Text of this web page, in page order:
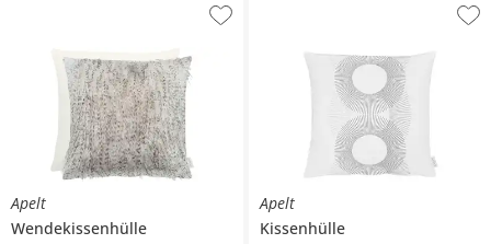
Apelt
Wendekissenhülle
Apelt
Kissenhülle